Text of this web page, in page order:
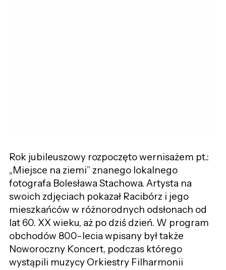
Rok jubileuszowy rozpoczęto wernisażem pt.:
„Miejsce na ziemi” znanego lokalnego
fotografa Bolesława Stachowa. Artysta na
swoich zdjęciach pokazał Racibórz i jego
mieszkańców w różnorodnych odsłonach od
lat 60. XX wieku, aż po dziś dzień. W program
obchodów 800-lecia wpisany był także
Noworoczny Koncert, podczas którego
wystąpili muzycy Orkiestry Filharmonii